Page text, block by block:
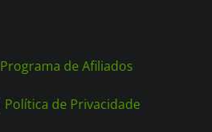
Programa de Afiliados
Política de Privacidade